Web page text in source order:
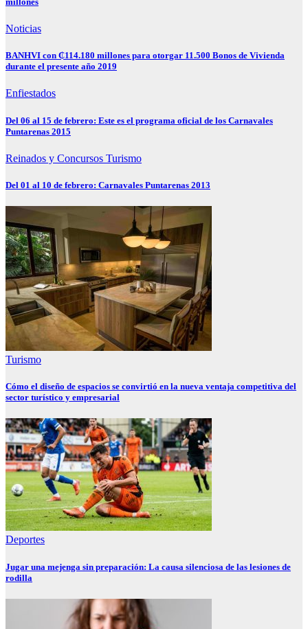
Noticias
BANHVI con ₵114.180 millones para otorgar 11.500 Bonos de Vivienda
durante el presente año 2019
Enfiestados
Del 06 al 15 de febrero: Este es el programa oficial de los Carnavales
Puntarenas 2015
Reinados y Concursos Turismo
Del 01 al 10 de febrero: Carnavales Puntarenas 2013
Turismo
Cómo el diseño de espacios se convirtió en la nueva ventaja competitiva del
sector turístico y empresarial
Deportes
Jugar una mejenga sin preparación: La causa silenciosa de las lesiones de
rodilla